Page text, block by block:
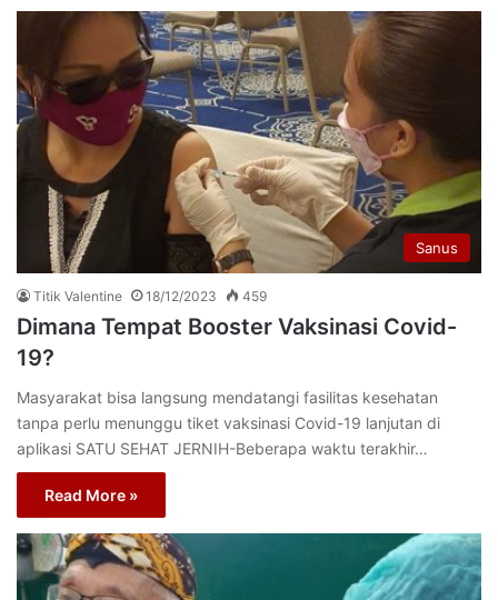
Sanus
Titik Valentine 18/12/2023 459
Dimana Tempat Booster Vaksinasi Covid-
19?
Masyarakat bisa langsung mendatangi fasilitas kesehatan
tanpa perlu menunggu tiket vaksinasi Covid-19 lanjutan di
aplikasi SATU SEHAT JERNIH-Beberapa waktu terakhir…
Read More »